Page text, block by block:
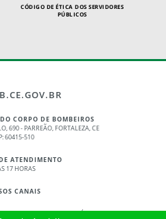
CÓDIGO DE ÉTICA DOS SERVIDORES
PÚBLICOS
CORPO DE BOMBEIROS
690 - PARREÃO, FORTALEZA, CE
60415-510
ATENDIMENTO
17 HORAS
CANAIS
DO ESTADO DO CEARÁ